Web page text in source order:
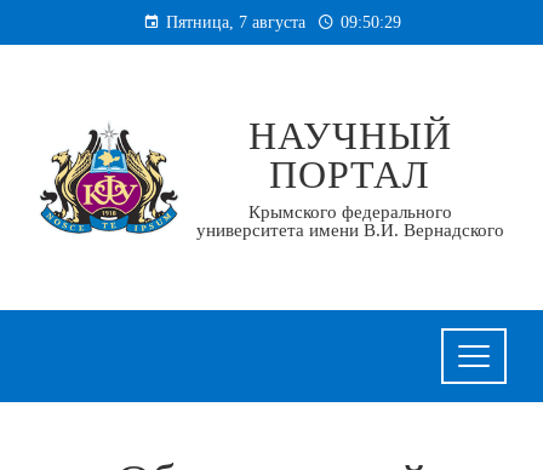
к
Пятница, 7 августа 09:50:30
НАУЧНЫЙ
ПОРТАЛ
Крымского федерального
университета имени В.И. Вернадского